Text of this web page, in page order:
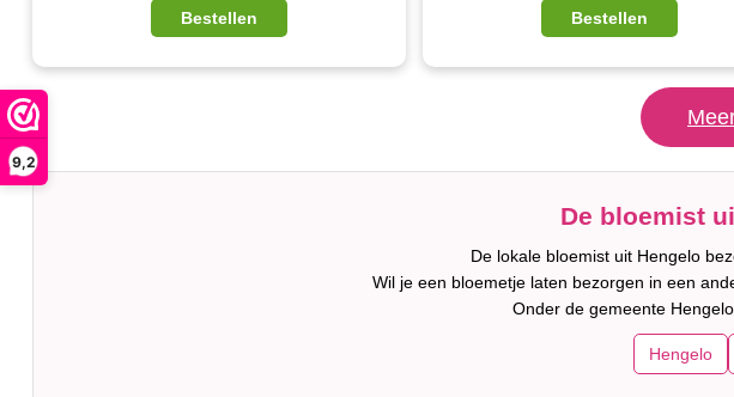
9,2
Bestellen Bestellen
De bloemist
De lokale bloemist uit Hengelo
Wil je een bloemetje laten bezorgen in een
Onder de gemeente
Hengelo